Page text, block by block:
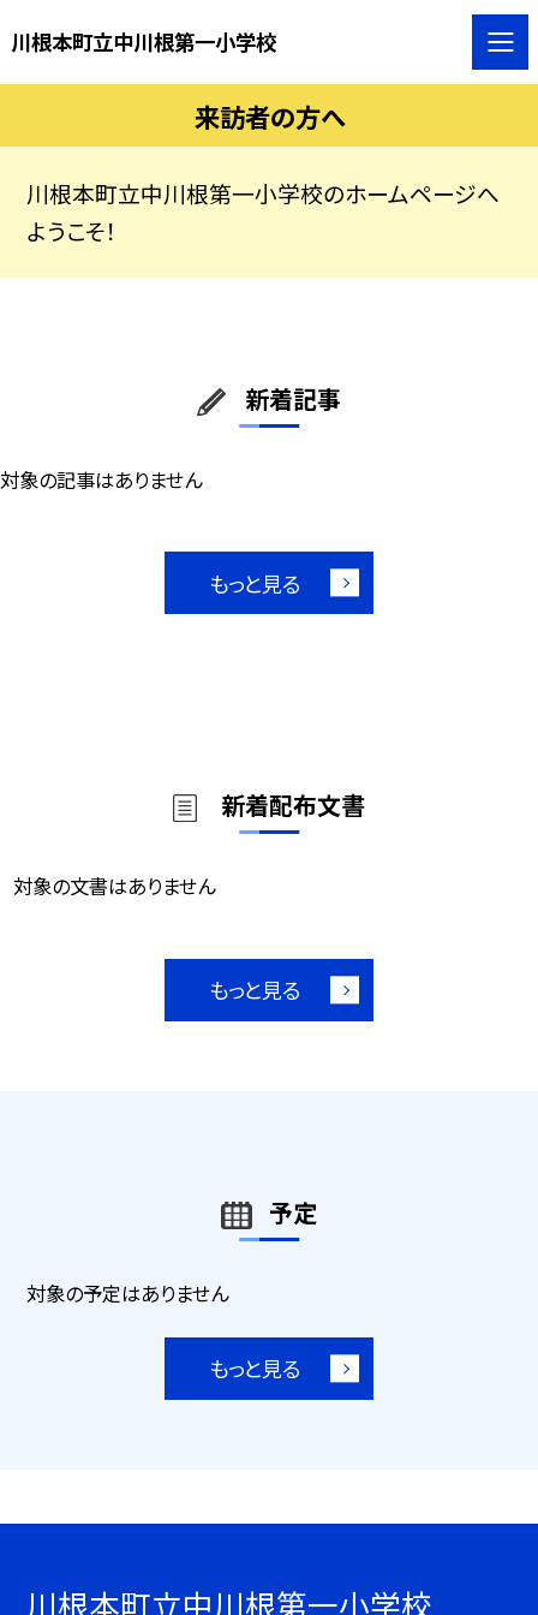
川根本町立中川根第一小学校
来訪者の方へ
川根本町立中川根第一小学校のホームページへ
ようこそ！
新着記事
対象の記事はありません
もっと見る
新着配布文書
対象の文書はありません
もっと見る
予定
対象の予定はありません
もっと見る
川根本町立中川根第一小学校